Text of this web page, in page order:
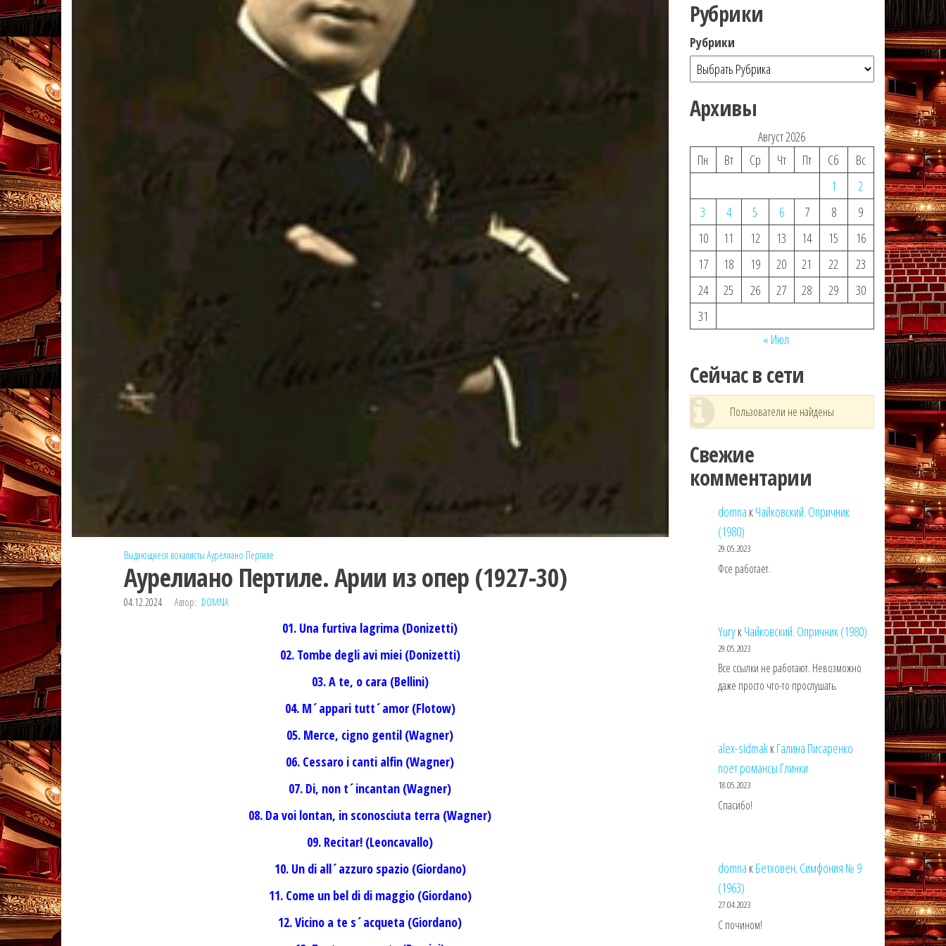
Выдающиеся вокалисты Аурелиано Пертиле
Аурелиано Пертиле. Арии из опер (1927-30)
04.12.2024 Автор: DOMNA
01. Una furtiva lagrima (Donizetti)
02. Tombe degli avi miei (Donizetti)
03. A te, o cara (Bellini)
04. M´appari tutt´amor (Flotow)
05. Merce, cigno gentil (Wagner)
06. Cessaro i canti alfin (Wagner)
07. Di, non t´incantan (Wagner)
08. Da voi lontan, in sconosciuta terra (Wagner)
09. Recitar! (Leoncavallo)
10. Un di all´azzuro spazio (Giordano)
11. Come un bel di di maggio (Giordano)
12. Vicino a te s´acqueta (Giordano)
Рубрики
Рубрики
Архивы
Август 2026
Пн
Вт Ср Чт Пт Сб
Вс
1
2
3
4 5 6 7 8
9
10
11 12 13 14 15
16
17
18 19 20 21 22
23
24
25 26 27 28 29
30
31
« Июл
Сейчас в сети
Пользователи не найдены
Свежие
комментарии
domna кЧайковский. Опричник
(1980)
29.05.2023
Фсе работает.
YuryкЧайковский. Опричник (1980)
29.05.2023
Все ссылки не работают. Невозможно
даже просто что-то прослушать.
alex-sidmakкГалина Писаренко
поет романсы Глинки
18.05.2023
Спасибо!
domna кБетховен. Симфония № 9
(1963)
27.04.2023
С почином!